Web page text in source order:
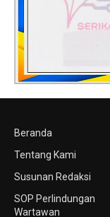
Beranda
Tentang Kami
Susunan Redaksi
SOP Perlindungan
Wartawan